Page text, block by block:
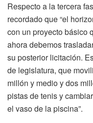
Respecto a la tercera
recordado que “el
con un proyecto básico
ahora debemos
su posterior licitación.
de legislatura, que
millón y medio y dos
pistas de tenis y
el vaso de la piscina”.